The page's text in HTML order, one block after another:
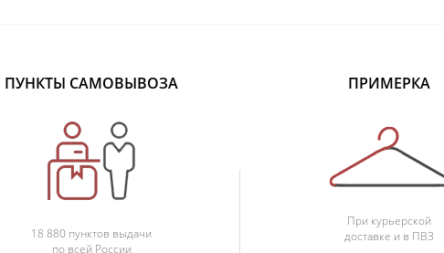
ПУНКТЫ САМОВЫВОЗА
18 880 пунктов выдачи
по всей России
ПРИМЕРКА
При курьерской
доставке и в ПВЗ